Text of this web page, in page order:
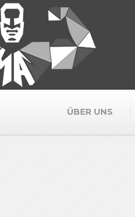
ÜBER UNS